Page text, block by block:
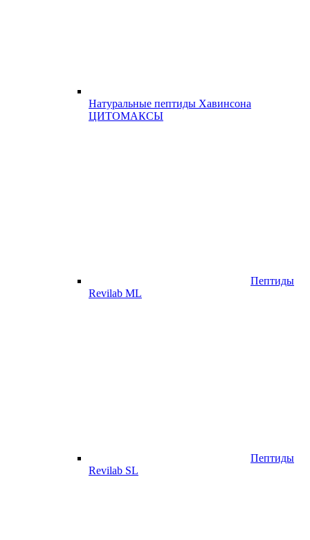
Натуральные пептиды Хавинсона
ЦИТОМАКСЫ
Пептиды
Revilab ML
Пептиды
Revilab SL